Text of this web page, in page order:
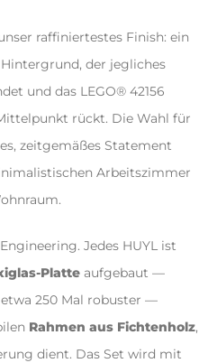
raffiniertestes Finish: ein
der jegliches
und das LEGO® 42156
rückt. Die Wahl für
zeitgemäßes Statement
Arbeitszimmer
Jedes HUYL ist
Platte aufgebaut —
250 Mal robuster —
Rahmen aus Fichtenholz,
dient. Das Set wird mit